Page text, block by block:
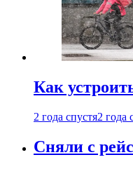
Как
2 года спустя2 года
Сняли с